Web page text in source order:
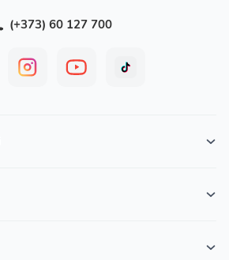
(+373) 60 127 700